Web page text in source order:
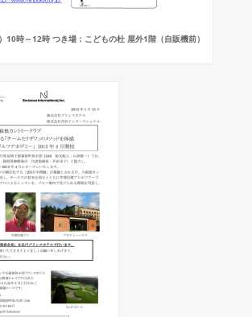
10時～12時 つき場：こどもの杜 屋外1階（自販機前）